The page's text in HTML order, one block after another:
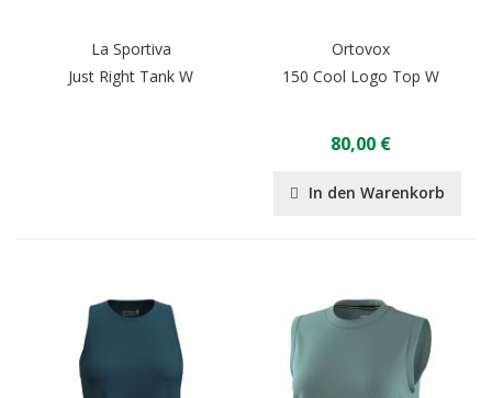
La Sportiva
Just Right Tank W
Ortovox
150 Cool Logo Top W
80,00 €
In den Warenkorb